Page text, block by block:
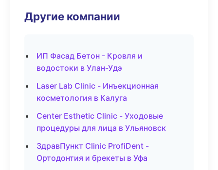
Другие компании
ИП Фасад Бетон - Кровля и
водостоки в Улан-Удэ
Laser Lab Clinic - Инъекционная
косметология в Калуга
Center Esthetic Clinic - Уходовые
процедуры для лица в Ульяновск
ЗдравПункт Clinic ProfiDent -
Ортодонтия и брекеты в Уфа